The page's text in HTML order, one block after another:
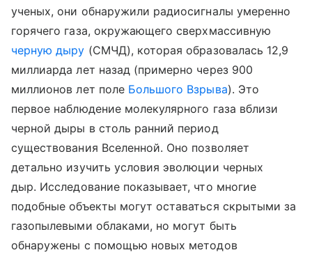
ученых, они обнаружили радиосигналы умеренно
горячего газа, окружающего сверхмассивную
черную дыру (СМЧД), которая образовалась 12,9
миллиарда лет назад (примерно через 900
миллионов лет поле Большого Взрыва). Это
первое наблюдение молекулярного газа вблизи
черной дыры в столь ранний период
существования Вселенной. Оно позволяет
детально изучить условия эволюции черных
дыр. Исследование показывает, что многие
подобные объекты могут оставаться скрытыми за
газопылевыми облаками, но могут быть
обнаружены с помощью новых методов